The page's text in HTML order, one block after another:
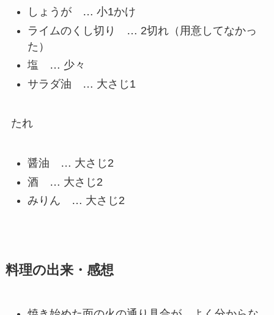
しょうが … 小1かけ
ライムのくし切り … 2切れ（用意してなかっ
た）
塩 … 少々
サラダ油 … 大さじ1
たれ
醤油 … 大さじ2
酒 … 大さじ2
みりん … 大さじ2
料理の出来・感想